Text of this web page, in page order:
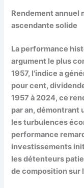
Rendement annuel
ascendante solide
La performance
argument le plus
1957, l'indice a
pour cent,
1957 à 2024, ce
par an, démontrant
les turbulences
performance
investissements
les détenteurs
de composition sur